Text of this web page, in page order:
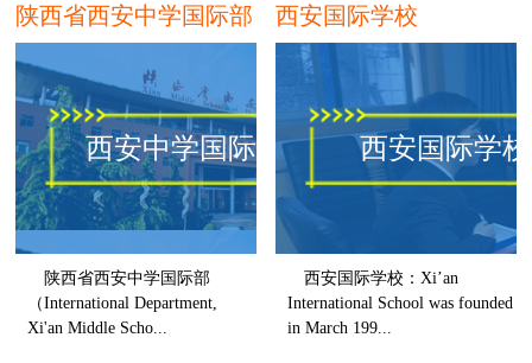
陕西省西安中学国际部
西安中学国际部
陕西省西安中学国际部
（International Department,
Xi'an Middle Scho...
西安国际学校
西安国际学校
西安国际学校：Xi’an
International School was founded
in March 199...